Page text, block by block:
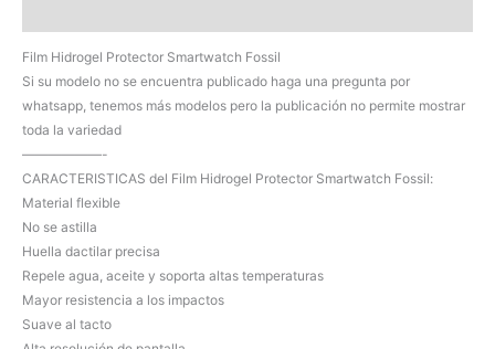
Film Hidrogel Protector Smartwatch Fossil
Si su modelo no se encuentra publicado haga una pregunta por
whatsapp, tenemos más modelos pero la publicación no permite mostrar
toda la variedad
——————-
CARACTERISTICAS del Film Hidrogel Protector Smartwatch Fossil:
Material flexible
No se astilla
Huella dactilar precisa
Repele agua, aceite y soporta altas temperaturas
Mayor resistencia a los impactos
Suave al tacto